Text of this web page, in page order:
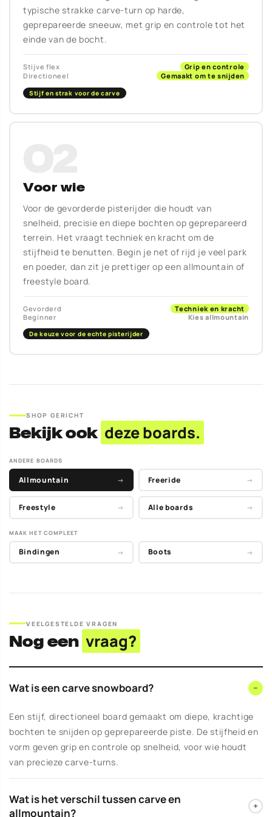
typische strakke carve-turn op harde,
geprepareerde sneeuw, met grip en controle tot het
einde van de bocht.
Stijve flex
Grip en controle
Directioneel
Gemaakt om te snijden
Stijf en strak voor de carve
Voor wie
Voor de gevorderde pisterijder die houdt van
snelheid, precisie en diepe bochten op geprepareerd
terrein. Het vraagt techniek en kracht om de
stijfheid te benutten. Begin je net of rijd je veel park
en poeder, dan zit je prettiger op een allmountain of
freestyle board.
Gevorderd
Techniek en kracht
Beginner
Kies allmountain
De keuze voor de echte pisterijder
SHOP GERICHT
Bekijk ook deze boards.
ANDERE BOARDS
Allmountain → Freeride →
Freestyle → Alle boards →
MAAK HET COMPLEET
Bindingen → Boots →
VEELGESTELDE VRAGEN
Nog een vraag?
Wat is een carve snowboard? −
Een stijf, directioneel board gemaakt om diepe, krachtige
bochten te snijden op geprepareerde piste. De stijfheid en
vorm geven grip en controle op snelheid, voor wie houdt
van precieze carve-turns.
Wat is het verschil tussen carve en
allmountain?
+